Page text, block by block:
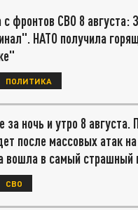
фронтов СВО 8 августа:
НАТО получила
ПОЛИТИКА
за ночь и утро 8 августа.
после массовых атак
вошла в самый страшный
СВО